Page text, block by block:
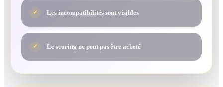
✓ Les incompatibilités sont visibles
✓ Le scoring ne peut pas être acheté